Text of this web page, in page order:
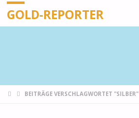
GOLD-REPORTER
STARTSEITE
BEITRÄGE VERSCHLAGWORTET "SILBER"